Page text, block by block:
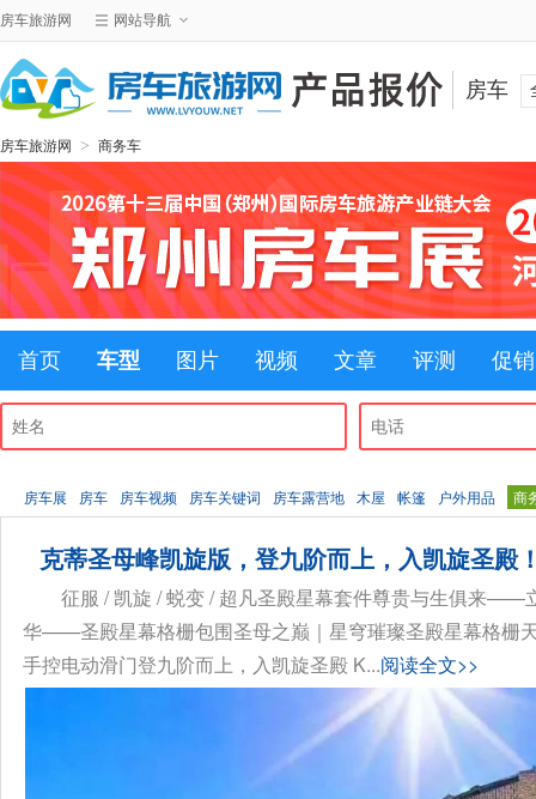
房车旅游网 网站导航
房车
房车旅游网 > 商务车
首页 车型 图片 视频 文章 评测 促销
房车展 房车 房车视频 房车关键词 房车露营地 木屋 帐篷 户外用品 商
克蒂圣母峰凯旋版，登九阶而上，入凯旋圣殿
征服 / 凯旋 / 蜕变 / 超凡圣殿星幕套件尊贵与生俱来
华——圣殿星幕格栅包围圣母之巅｜星穹璀璨圣殿星幕格栅
手控电动滑门登九阶而上，入凯旋圣殿 K...阅读全文>>